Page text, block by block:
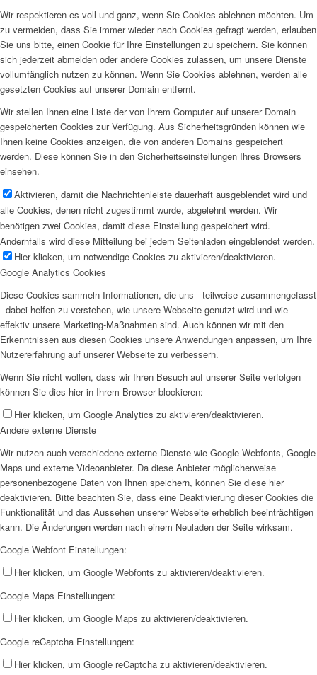
Wir respektieren es voll und ganz, wenn Sie Cookies ablehnen möchten. Um
zu vermeiden, dass Sie immer wieder nach Cookies gefragt werden, erlauben
Sie uns bitte, einen Cookie für Ihre Einstellungen zu speichern. Sie können
sich jederzeit abmelden oder andere Cookies zulassen, um unsere Dienste
vollumfänglich nutzen zu können. Wenn Sie Cookies ablehnen, werden alle
gesetzten Cookies auf unserer Domain entfernt.
Wir stellen Ihnen eine Liste der von Ihrem Computer auf unserer Domain
gespeicherten Cookies zur Verfügung. Aus Sicherheitsgründen können wie
Ihnen keine Cookies anzeigen, die von anderen Domains gespeichert
werden. Diese können Sie in den Sicherheitseinstellungen Ihres Browsers
einsehen.
Aktivieren, damit die Nachrichtenleiste dauerhaft ausgeblendet wird und
alle Cookies, denen nicht zugestimmt wurde, abgelehnt werden. Wir
benötigen zwei Cookies, damit diese Einstellung gespeichert wird.
Andernfalls wird diese Mitteilung bei jedem Seitenladen eingeblendet werden.
Hier klicken, um notwendige Cookies zu aktivieren/deaktivieren.
Google Analytics Cookies
Diese Cookies sammeln Informationen, die uns - teilweise zusammengefasst
- dabei helfen zu verstehen, wie unsere Webseite genutzt wird und wie
effektiv unsere Marketing-Maßnahmen sind. Auch können wir mit den
Erkenntnissen aus diesen Cookies unsere Anwendungen anpassen, um Ihre
Nutzererfahrung auf unserer Webseite zu verbessern.
Wenn Sie nicht wollen, dass wir Ihren Besuch auf unserer Seite verfolgen
können Sie dies hier in Ihrem Browser blockieren:
Hier klicken, um Google Analytics zu aktivieren/deaktivieren.
Andere externe Dienste
Wir nutzen auch verschiedene externe Dienste wie Google Webfonts, Google
Maps und externe Videoanbieter. Da diese Anbieter möglicherweise
personenbezogene Daten von Ihnen speichern, können Sie diese hier
deaktivieren. Bitte beachten Sie, dass eine Deaktivierung dieser Cookies die
Funktionalität und das Aussehen unserer Webseite erheblich beeinträchtigen
kann. Die Änderungen werden nach einem Neuladen der Seite wirksam.
Google Webfont Einstellungen:
Hier klicken, um Google Webfonts zu aktivieren/deaktivieren.
Google Maps Einstellungen:
Hier klicken, um Google Maps zu aktivieren/deaktivieren.
Google reCaptcha Einstellungen:
Hier klicken, um Google reCaptcha zu aktivieren/deaktivieren.